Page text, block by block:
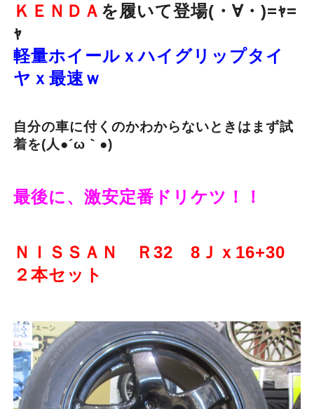
ＫＥＮＤＡ を履いて登場(・∀・)=ｬ=
ｬ
軽量ホイールｘハイグリップタイ
ヤｘ最速ｗ
自分の車に付くのかわからないときはまず試
着を(人●´ω｀●)
最後に、激安定番ドリケツ！！
ＮＩＳＳＡＮ Ｒ32 8Ｊｘ16+30
２本セット